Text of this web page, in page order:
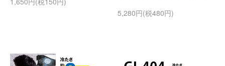
5,280円(税480円)